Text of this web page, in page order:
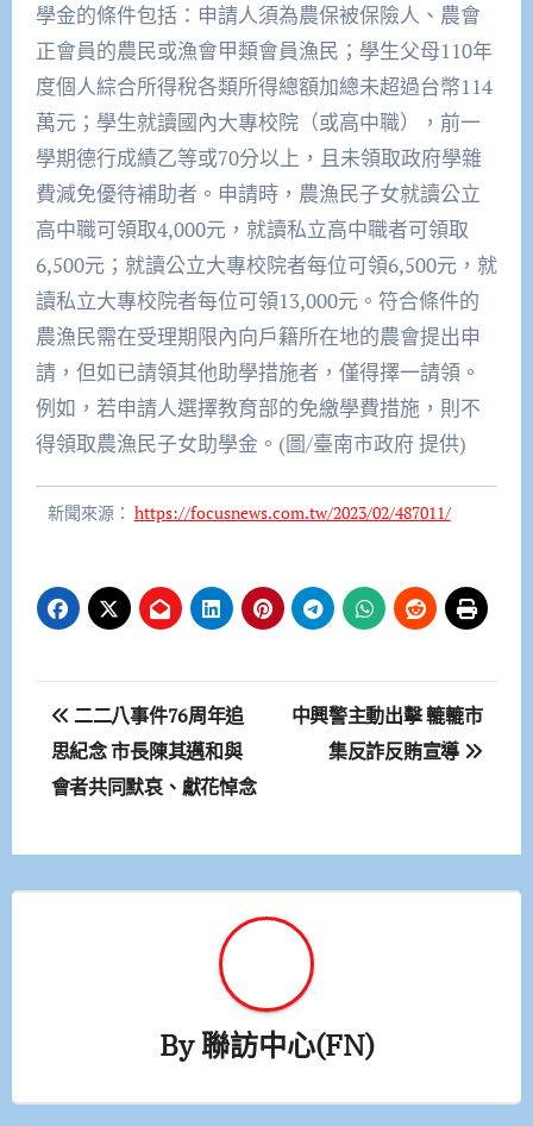
學金的條件包括：申請人須為農保被保險人、農會
正會員的農民或漁會甲類會員漁民；學生父母110年
度個人綜合所得稅各類所得總額加總未超過台幣114
萬元；學生就讀國內大專校院（或高中職），前一
學期德行成績乙等或70分以上，且未領取政府學雜
費減免優待補助者。申請時，農漁民子女就讀公立
高中職可領取4,000元，就讀私立高中職者可領取
6,500元；就讀公立大專校院者每位可領6,500元，就
讀私立大專校院者每位可領13,000元。符合條件的
農漁民需在受理期限內向戶籍所在地的農會提出申
請，但如已請領其他助學措施者，僅得擇一請領。
例如，若申請人選擇教育部的免繳學費措施，則不
得領取農漁民子女助學金。(圖/臺南市政府 提供)
新聞來源： https://focusnews.com.tw/2023/02/487011/
文
章
導
覽
二二八事件76周年追
思紀念 市長陳其邁和與
會者共同默哀、獻花悼念
中興警主動出擊 轆轆市
集反詐反賄宣導
By聯訪中心(FN)